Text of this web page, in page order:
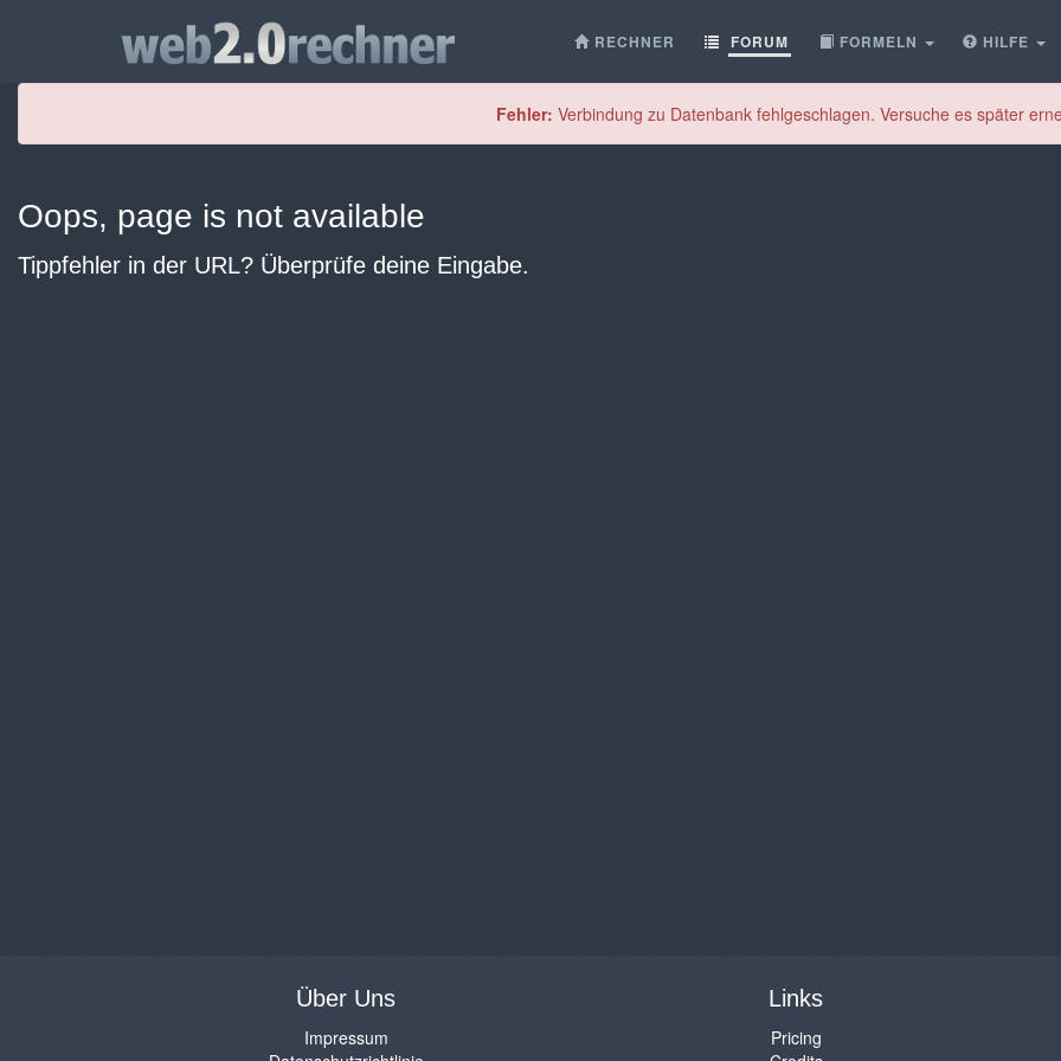
RECHNER FORUM FORMELN HILFE
Fehler: Verbindung zu Datenbank fehlgeschlagen. Versuche es später
Oops, page is not available
Tippfehler in der URL? Überprüfe deine Eingabe.
Über Uns
Impressum
Links
Pricing